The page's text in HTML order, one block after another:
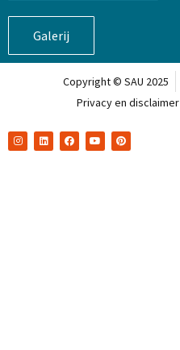
Galerij
Copyright © SAU 2025
Privacy en disclaimer